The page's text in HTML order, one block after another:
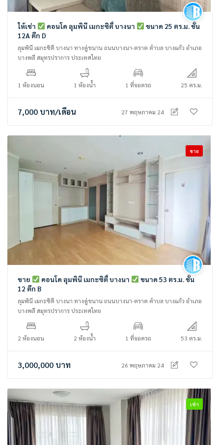
ให้เช่า คอนโด ลุมพินี เมกะซิตี้ บางนา
ขนาด 25 ตร.ม. ชั้น
12A ตึก D
ลุมพินี เมกะซิตี บางนา ทางคู่ขนาน ถนนบางนา-ตราด ตำบล บางแก้ว อำเภอ
บางพลี สมุทรปราการ ประเทศไทย
1 ห้องนอน 1 ห้องน้ำ 1 ที่จอดรถ 25 ตร.ม.
7,000 บาท/เดือน 27 พฤษภาคม 24
ขาย
ขาย คอนโด ลุมพินี เมกะซิตี้ บางนา
ขนาด 53 ตร.ม. ชั้น
12 ตึก B
ลุมพินี เมกะซิตี บางนา ทางคู่ขนาน ถนนบางนา-ตราด ตำบล บางแก้ว อำเภอ
บางพลี สมุทรปราการ ประเทศไทย
2 ห้องนอน 2 ห้องน้ำ 1 ที่จอดรถ 53 ตร.ม.
3,000,000 บาท 26 พฤษภาคม 24
เช่า